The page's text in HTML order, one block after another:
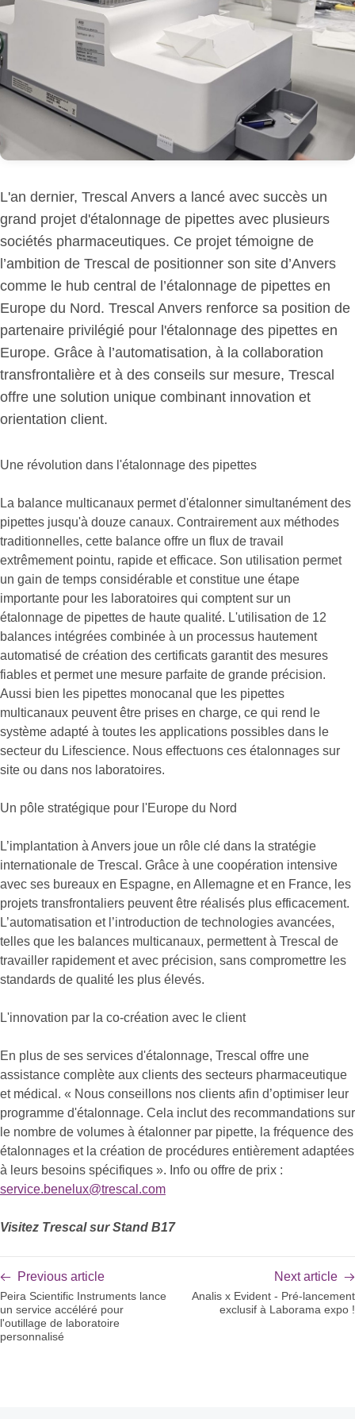
L'an dernier, Trescal Anvers a lancé avec succès un
grand projet d'étalonnage de pipettes avec plusieurs
sociétés pharmaceutiques. Ce projet témoigne de
l’ambition de Trescal de positionner son site d’Anvers
comme le hub central de l’étalonnage de pipettes en
Europe du Nord. Trescal Anvers renforce sa position de
partenaire privilégié pour l'étalonnage des pipettes en
Europe. Grâce à l’automatisation, à la collaboration
transfrontalière et à des conseils sur mesure, Trescal
offre une solution unique combinant innovation et
orientation client.
Une révolution dans l'étalonnage des pipettes
La balance multicanaux permet d'étalonner simultanément des
pipettes jusqu'à douze canaux. Contrairement aux méthodes
traditionnelles, cette balance offre un flux de travail
extrêmement pointu, rapide et efficace. Son utilisation permet
un gain de temps considérable et constitue une étape
importante pour les laboratoires qui comptent sur un
étalonnage de pipettes de haute qualité. L'utilisation de 12
balances intégrées combinée à un processus hautement
automatisé de création des certificats garantit des mesures
fiables et permet une mesure parfaite de grande précision.
Aussi bien les pipettes monocanal que les pipettes
multicanaux peuvent être prises en charge, ce qui rend le
système adapté à toutes les applications possibles dans le
secteur du Lifescience. Nous effectuons ces étalonnages sur
site ou dans nos laboratoires.
Un pôle stratégique pour l'Europe du Nord
L’implantation à Anvers joue un rôle clé dans la stratégie
internationale de Trescal. Grâce à une coopération intensive
avec ses bureaux en Espagne, en Allemagne et en France, les
projets transfrontaliers peuvent être réalisés plus efficacement.
L’automatisation et l’introduction de technologies avancées,
telles que les balances multicanaux, permettent à Trescal de
travailler rapidement et avec précision, sans compromettre les
standards de qualité les plus élevés.
L'innovation par la co-création avec le client
En plus de ses services d'étalonnage, Trescal offre une
assistance complète aux clients des secteurs pharmaceutique
et médical. « Nous conseillons nos clients afin d’optimiser leur
programme d'étalonnage. Cela inclut des recommandations sur
le nombre de volumes à étalonner par pipette, la fréquence des
étalonnages et la création de procédures entièrement adaptées
à leurs besoins spécifiques ». Info ou offre de prix :
service.benelux@trescal.com
Visitez Trescal sur Stand B17
Previous article
Peira Scientific Instruments lance
un service accéléré pour
l'outillage de laboratoire
personnalisé
Next article
Analis x Evident - Pré-lancement
exclusif à Laborama expo !